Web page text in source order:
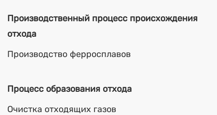
Производственный процесс происхождения
отхода
Производство ферросплавов
Процесс образования отхода
Очистка отходящих газов